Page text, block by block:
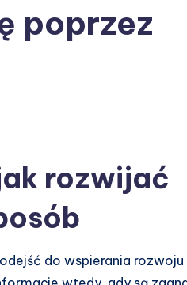
poprzez
rozwijać
do wspierania rozwoju